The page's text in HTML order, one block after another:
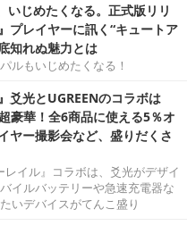
じめたくなる。正式版リリ
プレイヤーに訊く“キュートア
知れぬ魅力とは
ルもいじめたくなる！
爻光とUGREENのコラボは
豪華！全6商品に使える5％オ
ヤー撮影会など、盛りだくさ
レイル』コラボは、爻光がデザイ
イルバッテリーや急速充電器な
いデバイスがてんこ盛り